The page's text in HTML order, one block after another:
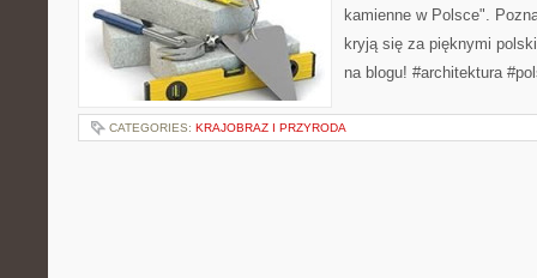
kamienne w Polsce".
kryją się za pięknymi
na blogu! #architektura
CATEGORIES: KRAJOBRAZ I PRZYRODA